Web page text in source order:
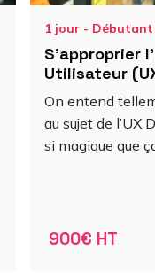
1 jour - Débutant
S'approprier
Utilisateur
On entend
au sujet de l’UX
si magique que
900€ HT